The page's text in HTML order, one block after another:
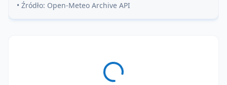
• Źródło: Open-Meteo Archive API